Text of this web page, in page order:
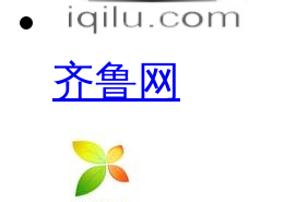
齐鲁网